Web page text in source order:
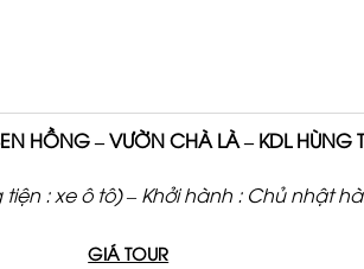
HỒNG – VƯỜNCHÀ LÀ – KDL HÙNG
: xe ô tô) – Khởi hành : Chủ nhật
GIÁ TOUR